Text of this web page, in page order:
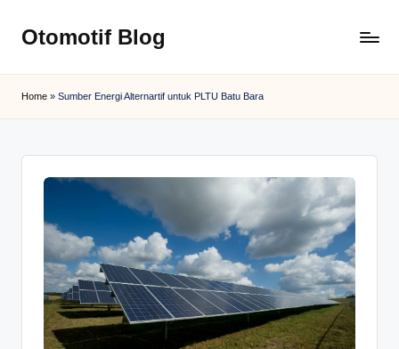
Skip
content
Otomotif Blog
Home » Sumber Energi Alternartif untuk PLTU Batu Bara